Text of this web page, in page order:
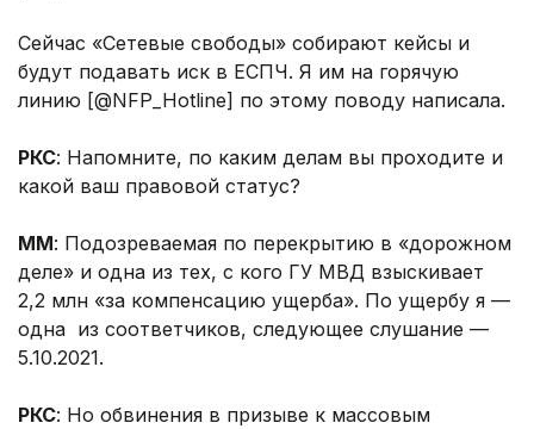
Сейчас «Сетевые свободы» собирают кейсы и
будут подавать иск в ЕСПЧ. Я им на горячую
линию [@NFP_Hotline] по этому поводу написала.
РКС: Напомните, по каким делам вы проходите и
какой ваш правовой статус?
ММ: Подозреваемая по перекрытию в «дорожном
деле» и одна из тех, с кого ГУ МВД взыскивает
2,2 млн «за компенсацию ущерба». По ущербу я —
одна из соответчиков, следующее слушание —
5.10.2021.
РКС: Но обвинения в призыве к массовым